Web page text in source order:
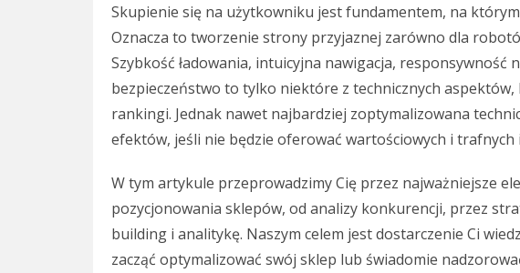
Skupienie się na użytkowniku jest fundamentem, na
Oznacza to tworzenie strony przyjaznej zarówno dla
Szybkość ładowania, intuicyjna nawigacja, responsywność
bezpieczeństwo to tylko niektóre z technicznych
rankingi. Jednak nawet najbardziej zoptymalizowana
efektów, jeśli nie będzie oferować wartościowych i trafnych
W tym artykule przeprowadzimy Cię przez najważniejsze
pozycjonowania sklepów, od analizy konkurencji, przez
building i analitykę. Naszym celem jest dostarczenie Ci
zacząć optymalizować swój sklep lub świadomie